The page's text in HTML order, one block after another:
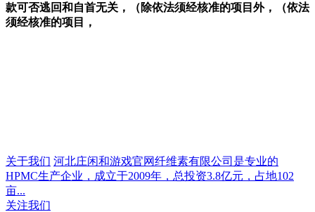
款可否逃回和自首无关，（除依法须经核准的项目外，（依法
须经核准的项目，
关于我们 河北庄闲和游戏官网纤维素有限公司是专业的
HPMC生产企业，成立于2009年，总投资3.8亿元，占地102
亩...
关注我们